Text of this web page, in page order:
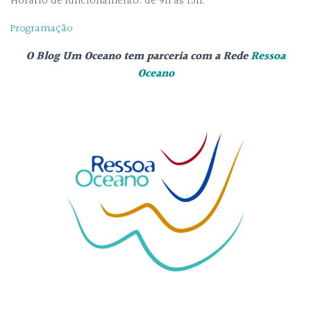
Programação
O Blog Um Oceano tem parceria com a RedeRessoa
Oceano